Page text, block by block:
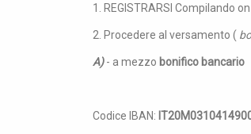
1. REGISTRARSI Compilando
2. Procedere al versamento (
A)- a mezzo bonifico bancario
Codice IBAN: